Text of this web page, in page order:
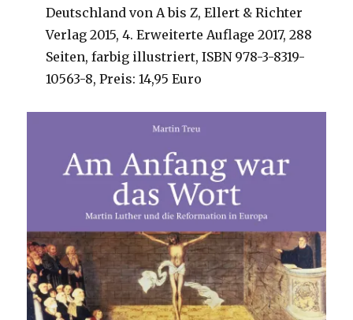
Deutschland von A bis Z, Ellert & Richter
Verlag 2015, 4. Erweiterte Auflage 2017, 288
Seiten, farbig illustriert, ISBN 978-3-8319-
10563-8, Preis: 14,95 Euro